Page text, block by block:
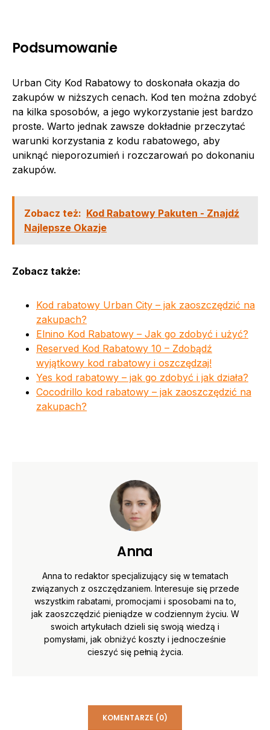
Podsumowanie
Urban City Kod Rabatowy to doskonała okazja do
zakupów w niższych cenach. Kod ten można zdobyć
na kilka sposobów, a jego wykorzystanie jest bardzo
proste. Warto jednak zawsze dokładnie przeczytać
warunki korzystania z kodu rabatowego, aby
uniknąć nieporozumień i rozczarowań po dokonaniu
zakupów.
Zobacz też: Kod Rabatowy Pakuten - Znajdź
Najlepsze Okazje
Zobacz także:
Kod rabatowy Urban City – jak zaoszczędzić na
zakupach?
Elnino Kod Rabatowy – Jak go zdobyć i użyć?
Reserved Kod Rabatowy 10 – Zdobądź
wyjątkowy kod rabatowy i oszczędzaj!
Yes kod rabatowy – jak go zdobyć i jak działa?
Cocodrillo kod rabatowy – jak zaoszczędzić na
zakupach?
Anna
Anna to redaktor specjalizujący się w tematach
związanych z oszczędzaniem. Interesuje się przede
wszystkim rabatami, promocjami i sposobami na to,
jak zaoszczędzić pieniądze w codziennym życiu. W
swoich artykułach dzieli się swoją wiedzą i
pomysłami, jak obniżyć koszty i jednocześnie
cieszyć się pełnią życia.
KOMENTARZE (0)